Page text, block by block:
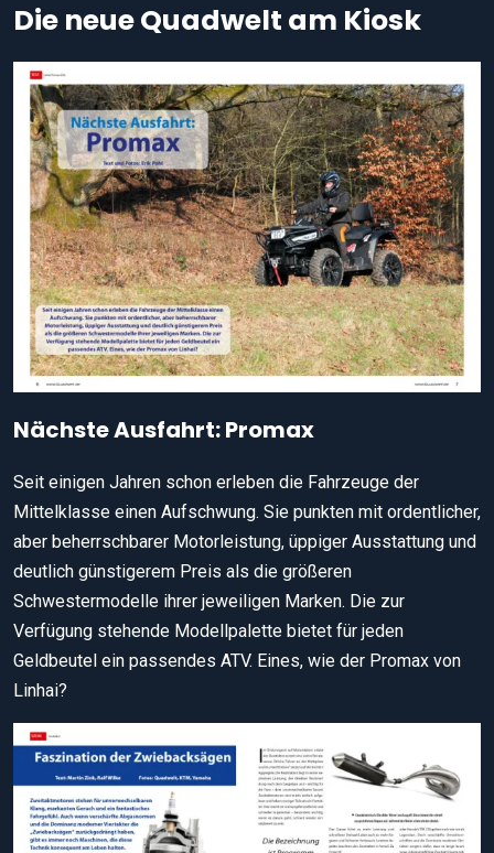
Die neue Quadwelt am Kiosk
Nächste Ausfahrt: Promax
Seit einigen Jahren schon erleben die Fahrzeuge der
Mittelklasse einen Aufschwung. Sie punkten mit ordentlicher,
aber beherrschbarer Motorleistung, üppiger Ausstattung und
deutlich günstigerem Preis als die größeren
Schwestermodelle ihrer jeweiligen Marken. Die zur
Verfügung stehende Modellpalette bietet für jeden
Geldbeutel ein passendes ATV. Eines, wie der Promax von
Linhai?